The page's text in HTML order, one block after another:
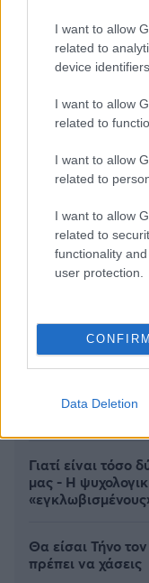
I want to allow
related to
device
I want to allow
related to
I want to allow
related to
I want to allow
related to
functionality
user protection.
CONFIRM
Data Deletion
Μετά τα καθαρά
«καθαρά
διακοπές τους -
Γιατί είναι
μας - Η
Θα είσαι Τήνο
πρέπει να χάσεις